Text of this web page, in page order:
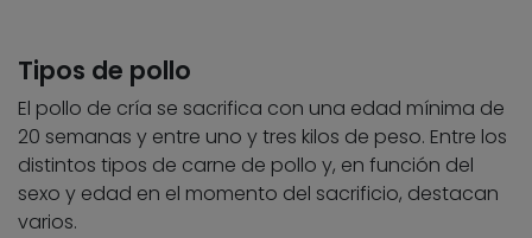
Tipos de pollo
El pollo de cría se sacrifica con una edad mínima de
20 semanas y entre uno y tres kilos de peso. Entre los
distintos tipos de carne de pollo y, en función del
sexo y edad en el momento del sacrificio, destacan
varios.